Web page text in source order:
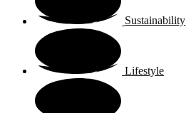
Sustainability
Lifestyle